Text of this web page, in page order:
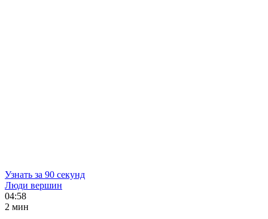
Узнать за 90 секунд
Люди вершин
04:58
2 мин